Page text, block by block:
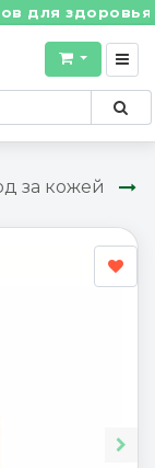
здоровья
за кожей